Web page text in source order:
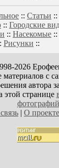
:: Статьи ::
:: Городские
:: Насекомые ::
Рисунки ::
2026
с
автора
этой странице
фотографий
| О проекте